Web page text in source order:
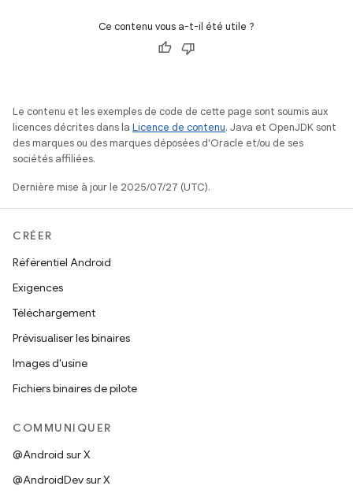
Ce contenu vous a-t-il été utile ?
Le contenu et les exemples de code de cette page sont soumis aux
licences décrites dans la Licence de contenu. Java et OpenJDK sont
des marques ou des marques déposées d'Oracle et/ou de ses
sociétés affiliées.
Dernière mise à jour le 2025/07/27 (UTC).
CRÉER
Référentiel Android
Exigences
Téléchargement
Prévisualiser les binaires
Images d'usine
Fichiers binaires de pilote
COMMUNIQUER
@Android sur X
@AndroidDev sur X